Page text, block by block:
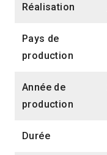
Réalisation
Pays de
production
Année de
production
Durée